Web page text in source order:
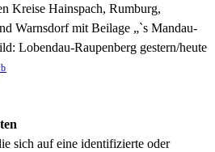
Kreise Hainspach, Rumburg,
Warnsdorf mit Beilage „`s Mandau-
Lobendau-Raupenberg gestern/heute
sich auf eine identifizierte oder